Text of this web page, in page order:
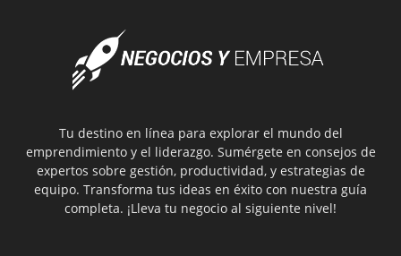
Tu destino en línea para explorar el mundo del
emprendimiento y el liderazgo. Sumérgete en consejos de
expertos sobre gestión, productividad, y estrategias de
equipo. Transforma tus ideas en éxito con nuestra guía
completa. ¡Lleva tu negocio al siguiente nivel!